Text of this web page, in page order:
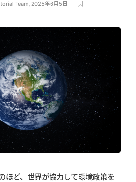
Team, 2025年6月5日
ほど、世界が協力して環境政策を